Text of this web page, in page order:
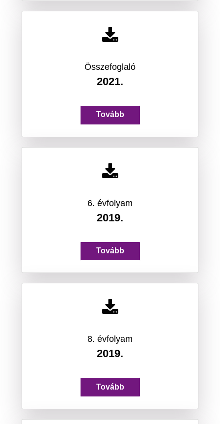
Összefoglaló
2021.
Tovább
6. évfolyam
2019.
Tovább
8. évfolyam
2019.
Tovább